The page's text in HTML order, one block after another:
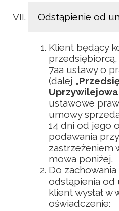
Odstąpienie od
Klient będący
7aa ustawy o
(dalej „
ustawowe
umowy
14 dni od jego
podawania
zastrzeżeniem
mowa poniżej.
Do
odstąpienia od
klient wysłał
oświadczenie: